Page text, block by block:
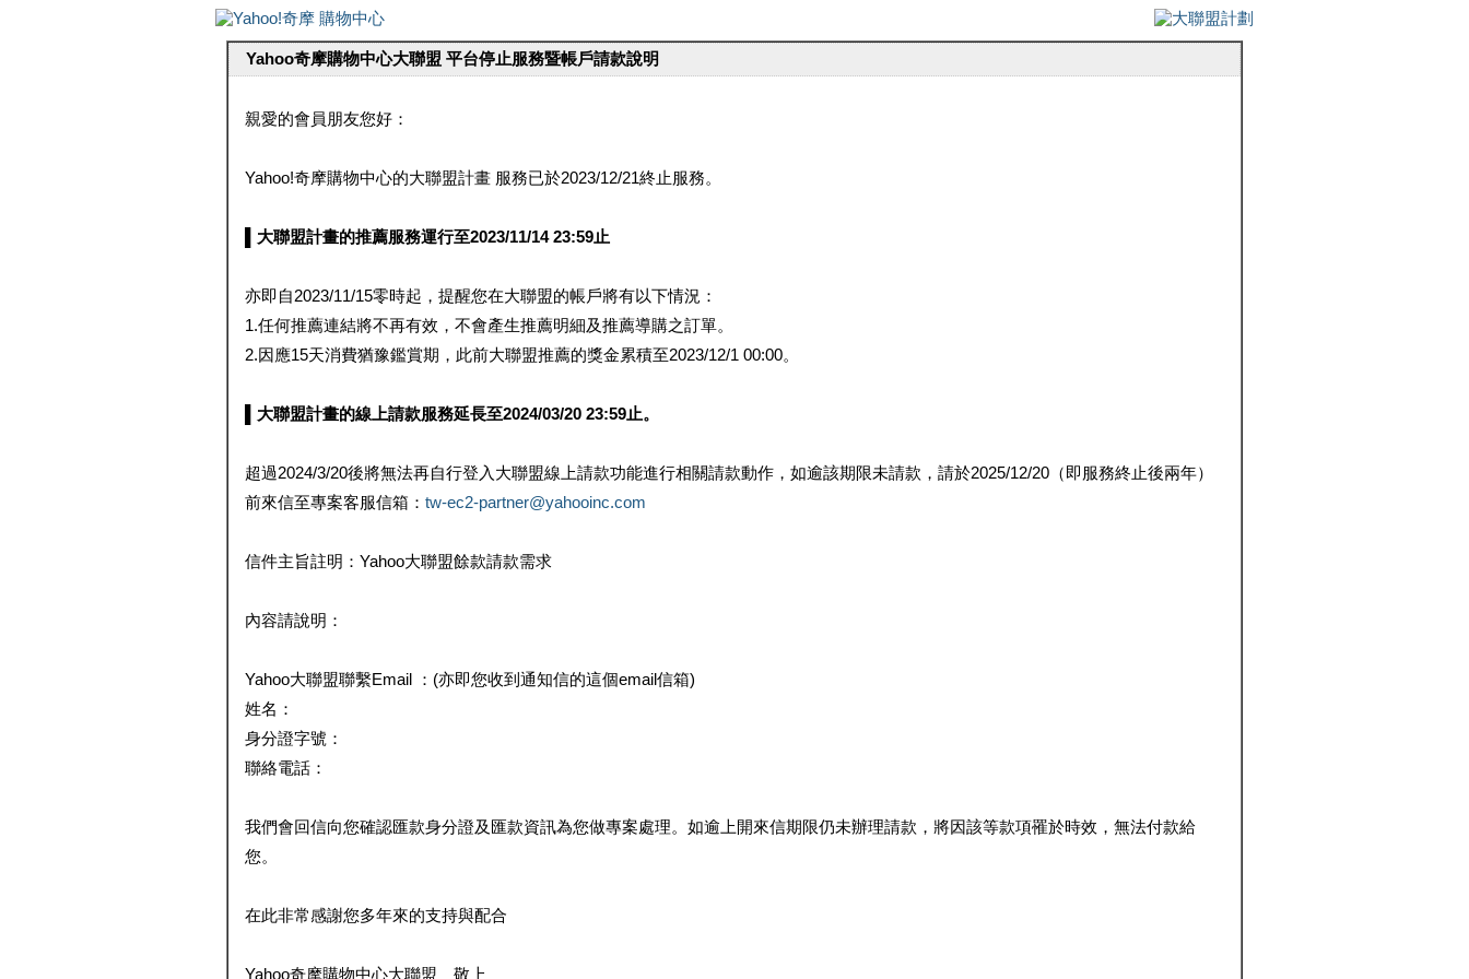
Yahoo奇摩購物中心大聯盟 平台停止服務暨帳戶請款說明
親愛的會員朋友您好：
Yahoo!奇摩購物中心的大聯盟計畫 服務已於2023/12/21終止服務。
▌大聯盟計畫的推薦服務運行至2023/11/14 23:59止
亦即自2023/11/15零時起，提醒您在大聯盟的帳戶將有以下情況：
1.任何推薦連結將不再有效，不會產生推薦明細及推薦導購之訂單。
2.因應15天消費猶豫鑑賞期，此前大聯盟推薦的獎金累積至2023/12/1 00:00。
▌大聯盟計畫的線上請款服務延長至2024/03/20 23:59止。
超過2024/3/20後將無法再自行登入大聯盟線上請款功能進行相關請款動作，如逾該期限未請款，請於2025/12/20（即服務終止後兩年）
前來信至專案客服信箱： tw-ec2-partner@yahooinc.com
信件主旨註明：Yahoo大聯盟餘款請款需求
內容請說明：
Yahoo大聯盟聯繫Email ：(亦即您收到通知信的這個email信箱)
姓名：
身分證字號：
聯絡電話：
我們會回信向您確認匯款身分證及匯款資訊為您做專案處理。如逾上開來信期限仍未辦理請款，將因該等款項罹於時效，無法付款給
您。
在此非常感謝您多年來的支持與配合
Yahoo奇摩購物中心大聯盟 敬上